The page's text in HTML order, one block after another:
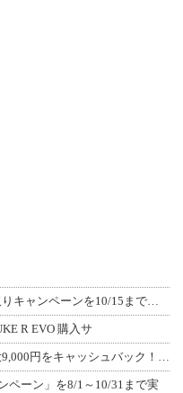
新型「RESO」インカム発売記念！ 下取りキャンペーンを10/15まで延長して開
R EVO 購入サ
B+COM 最新モデル購入・下取りで最大9,000円をキャッシュバック！「B+F
ペーン」を8/1～10/31まで実